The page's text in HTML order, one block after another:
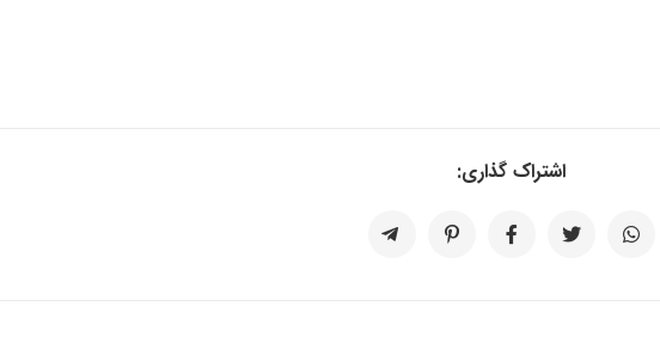
اشتراک گذاری: